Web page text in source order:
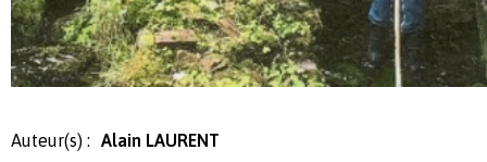
Auteur(s) : Alain LAURENT